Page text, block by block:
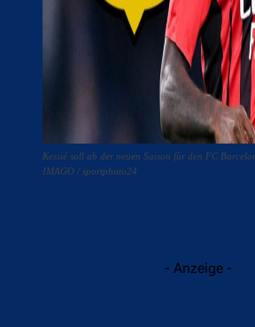
Kessié soll ab der neuen Saison für den FC
IMAGO / sportphoto24
- Anzeige -